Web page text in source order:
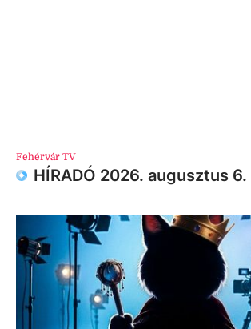
Fehérvár TV
HÍRADÓ 2026. augusztus 6.